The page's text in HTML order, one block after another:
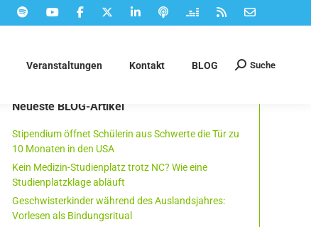
Veranstaltungen Kontakt BLOG Suchen:
Suche
Neueste BLOG-Artikel
Stipendium öffnet Schülerin aus Schwerte die Tür zu
10 Monaten in den USA
Kein Medizin-Studienplatz trotz NC? Wie eine
Studienplatzklage abläuft
Geschwisterkinder während des Auslandsjahres:
Vorlesen als Bindungsritual